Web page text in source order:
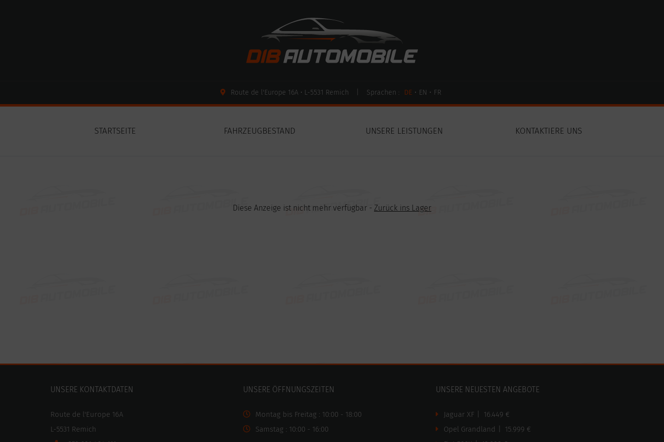
Route de l'Europe 16A • L-5531 Remich Sprachen : DE • EN • FR
STARTSEITE FAHRZEUGBESTAND UNSERE LEISTUNGEN KONTAKTIERE UNS
Diese Anzeige ist nicht mehr verfügbar - Zurück ins Lager
UNSERE KONTAKTDATEN
Route de l'Europe 16A
L-5531 Remich
UNSERE ÖFFNUNGSZEITEN
Montag bis Freitag : 10:00 - 18:00
Samstag : 10:00 - 16:00
UNSERE NEUESTEN ANGEBOTE
Jaguar XF
16.449 €
Opel Grandland
15.999 €